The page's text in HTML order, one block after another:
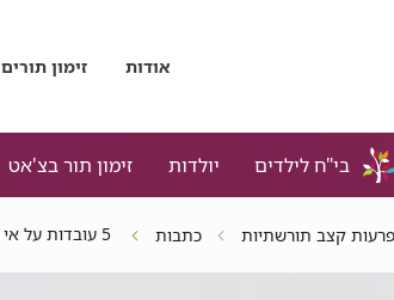
אודות זימון תורים
בי"ח לילדים יולדות זימון תור בצ'אט
קצב תורשתיות כתבות